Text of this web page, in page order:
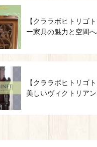
【クララボヒトリゴ
ー家具の魅力と空間
【クララボヒトリゴ
美しいヴィクトリア